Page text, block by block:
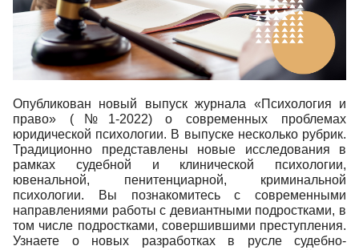
Опубликован новый выпуск журнала «Психология и
право» (№1-2022) о современных проблемах
юридической психологии. В выпуске несколько рубрик.
Традиционно представлены новые исследования в
рамках судебной и клинической психологии,
ювенальной, пенитенциарной, криминальной
психологии. Вы познакомитесь с современными
направлениями работы с девиантными подростками, в
том числе подростками, совершившими преступления.
Узнаете о новых разработках в русле судебно-